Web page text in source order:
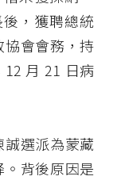
，獲聘總統
會會務，持
月 21 日病
選派為蒙藏
背後原因是